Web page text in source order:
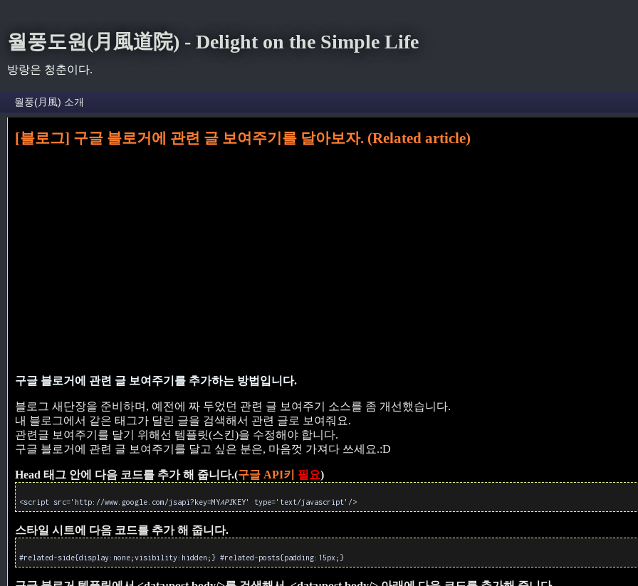
월풍도원(月風道院) - Delight on the Simple Life
방랑은 청춘이다.
» 소스 꼬리가 달린 글
[블로그] 구글 블로거에 관련 글 보여주기를 달아보자. (Related article)
구글 블로거에 관련 글 보여주기를 추가하는 방법입니다.
블로그 새단장을 준비하며, 예전에 짜 두었던 관련 글 보여주기 소스를 좀 개선했습니다.
내 블로그에서 같은 태그가 달린 글을 검색해서 관련 글로 보여줘요.
관련글 보여주기를 달기 위해선 템플릿(스킨)을 수정해야 합니다.
구글 블로거에 관련 글 보여주기를 달고 싶은 분은, 마음껏 가져다 쓰세요.:D
Head 태그 안에 다음 코드를 추가 해 줍니다.(구글 API키 필요)
<script src='http://www.google.com/jsapi?key=MYAPIKEY' type='text/javascript'/>
스타일 시트에 다음 코드를 추가 해 줍니다.
#related-side{display:none;visibility:hidden;} #related-posts{padding:15px;}